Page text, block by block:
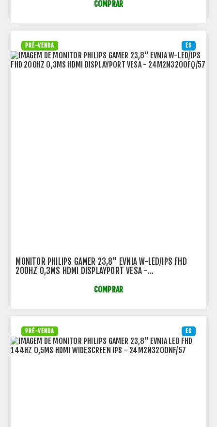
COMPRAR
ES
PRÉ-VENDA
MONITOR PHILIPS GAMER 23,8" EVNIA W-LED/IPS FHD
200HZ 0,3MS HDMI DISPLAYPORT VESA -
COMPRAR
ES
PRÉ-VENDA